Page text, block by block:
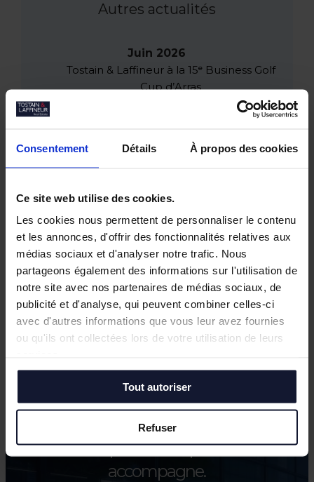
Consentement Détails À propos des cookies
Ce site web utilise des cookies.
Les cookies nous permettent de personnaliser le contenu
et les annonces, d'offrir des fonctionnalités relatives aux
médias sociaux et d'analyser notre trafic. Nous
partageons également des informations sur l'utilisation de
notre site avec nos partenaires de médias sociaux, de
publicité et d'analyse, qui peuvent combiner celles-ci
avec d'autres informations que vous leur avez fournies
ou qu'ils ont collectées lors de votre utilisation de leurs
Tout autoriser
Refuser
Autres actualités
Juin 2026
Tostain & Laffineur à la 15ᵉ Business Golf
Cup d’Arras
Empreintes Textiles : une exposition dans
JOCO Pickleball : un nouveau lieu
hybride et convivial à la Pilaterie
disponibles au Château Blanc
Février 2026
Conférence annuelle du Club de
l’Immobilier : retour sur le bilan du
marché tertiaire dans la Métropole
Européenne de Lille
Toutes les actualités
Besoin d’un point de départ ?On vous
accompagne.